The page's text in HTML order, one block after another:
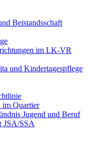
Beistandsschaft
im LK-VR
und Kindertagespflege
im Quartier
Jugend und Beruf
JSA/SSA